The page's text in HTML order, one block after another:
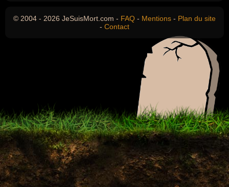
© 2004 - 2026 JeSuisMort.com - FAQ - Mentions - Plan du site
- Contact